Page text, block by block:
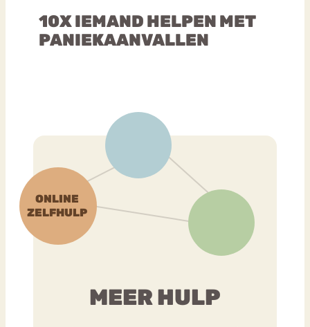
10X IEMAND HELPEN MET
PANIEKAANVALLEN
MEER HULP